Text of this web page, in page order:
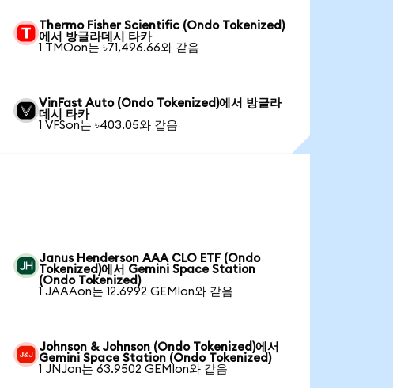
Thermo Fisher Scientific (Ondo Tokenized)
에서 방글라데시 타카
1 TMOon는 ৳71,496.66와 같음
VinFast Auto (Ondo Tokenized)에서 방글라
데시 타카
1 VFSon는 ৳403.05와 같음
Janus Henderson AAA CLO ETF (Ondo
Tokenized)에서 Gemini Space Station
(Ondo Tokenized)
1 JAAAon는 12.6992 GEMIon와 같음
Johnson & Johnson (Ondo Tokenized)에서
Gemini Space Station (Ondo Tokenized)
1 JNJon는 63.9502 GEMIon와 같음